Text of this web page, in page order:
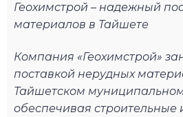
Геохимстрой – надежный
материалов в Тайшете
Компания «Геохимстрой»
поставкой нерудных
Тайшетском
обеспечивая строительные